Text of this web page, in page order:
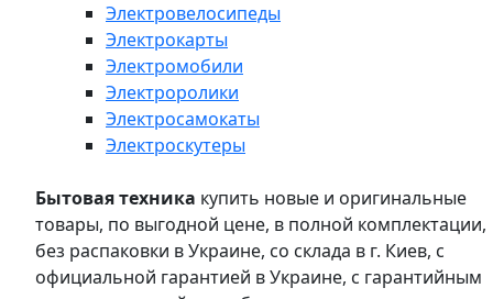
Электровелосипеды
Электрокарты
Электромобили
Электроролики
Электросамокаты
Электроскутеры
Бытовая техника купить новые и оригинальные
товары, по выгодной цене, в полной комплектации,
без распаковки в Украине, со склада в г. Киев, с
официальной гарантией в Украине, с гарантийным